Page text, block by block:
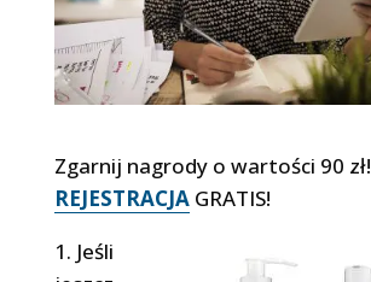
Zgarnij nagrody o wartości 90 zł!
REJESTRACJAGRATIS!
1. Jeśli